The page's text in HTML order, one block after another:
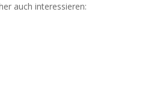
auch interessieren: